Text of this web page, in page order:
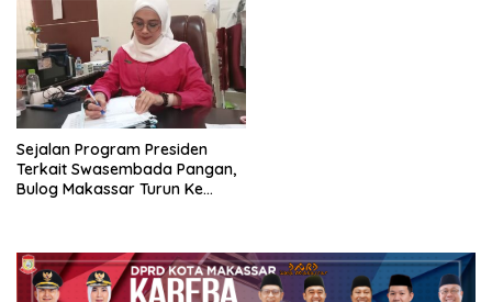
Sejalan Program Presiden
Terkait Swasembada Pangan,
Bulog Makassar Turun Ke